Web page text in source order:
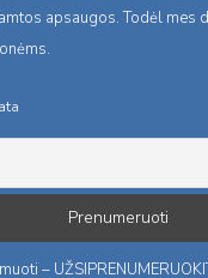
apsaugos. Todėl mes
–